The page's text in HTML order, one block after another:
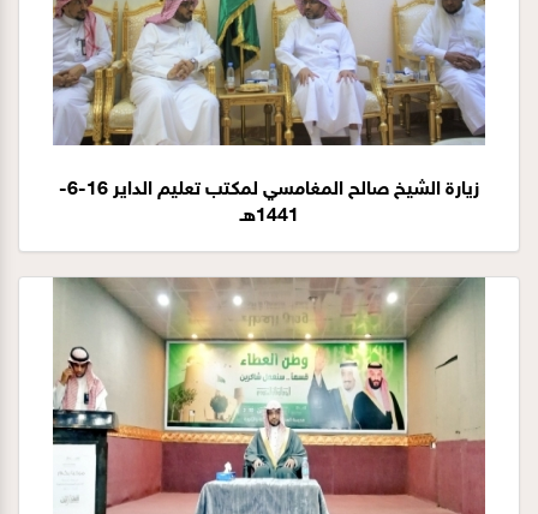
زيارة الشيخ صالح المغامسي لمكتب تعليم الداير 16-6-
1441هـ